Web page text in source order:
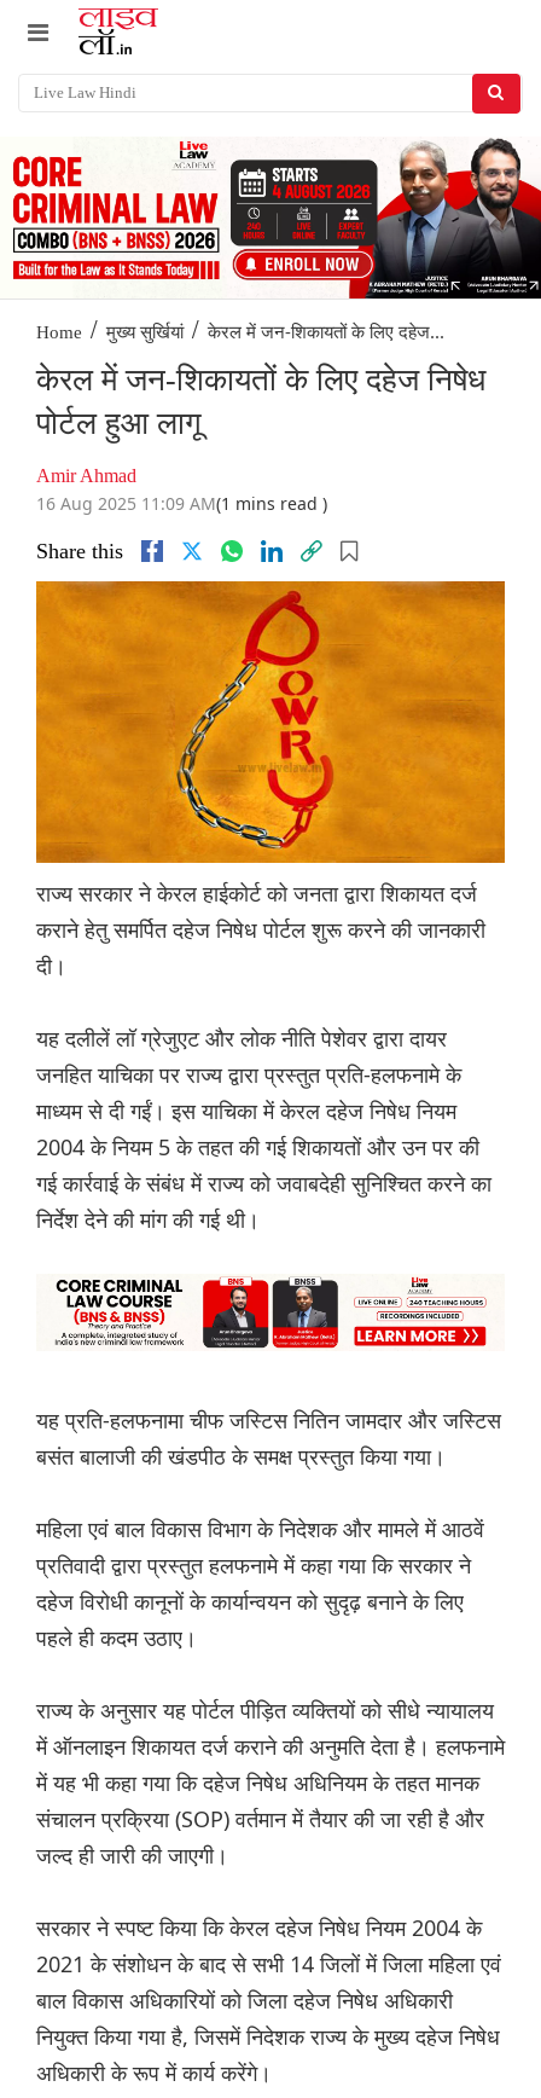
Home / मुख्य सुर्खियां / केरल में जन-शिकायतों के लिए दहेज...
केरल में जन-शिकायतों के लिए दहेज निषेध
पोर्टल हुआ लागू
Amir Ahmad
16 Aug 2025 11:09 AM(1 mins read )
Share this
राज्य सरकार ने केरल हाईकोर्ट को जनता द्वारा शिकायत दर्ज
कराने हेतु समर्पित दहेज निषेध पोर्टल शुरू करने की जानकारी
दी।
यह दलीलें लॉ ग्रेजुएट और लोक नीति पेशेवर द्वारा दायर
जनहित याचिका पर राज्य द्वारा प्रस्तुत प्रति-हलफनामे के
माध्यम से दी गईं। इस याचिका में केरल दहेज निषेध नियम
2004 के नियम 5 के तहत की गई शिकायतों और उन पर की
गई कार्रवाई के संबंध में राज्य को जवाबदेही सुनिश्चित करने का
निर्देश देने की मांग की गई थी।
यह प्रति-हलफनामा चीफ जस्टिस नितिन जामदार और जस्टिस
बसंत बालाजी की खंडपीठ के समक्ष प्रस्तुत किया गया।
महिला एवं बाल विकास विभाग के निदेशक और मामले में आठवें
प्रतिवादी द्वारा प्रस्तुत हलफनामे में कहा गया कि सरकार ने
दहेज विरोधी कानूनों के कार्यान्वयन को सुदृढ़ बनाने के लिए
पहले ही कदम उठाए।
राज्य के अनुसार यह पोर्टल पीड़ित व्यक्तियों को सीधे न्यायालय
में ऑनलाइन शिकायत दर्ज कराने की अनुमति देता है। हलफनामे
में यह भी कहा गया कि दहेज निषेध अधिनियम के तहत मानक
संचालन प्रक्रिया (SOP) वर्तमान में तैयार की जा रही है और
जल्द ही जारी की जाएगी।
सरकार ने स्पष्ट किया कि केरल दहेज निषेध नियम 2004 के
2021 के संशोधन के बाद से सभी 14 जिलों में जिला महिला एवं
बाल विकास अधिकारियों को जिला दहेज निषेध अधिकारी
नियुक्त किया गया है, जिसमें निदेशक राज्य के मुख्य दहेज निषेध
अधिकारी के रूप में कार्य करेंगे।